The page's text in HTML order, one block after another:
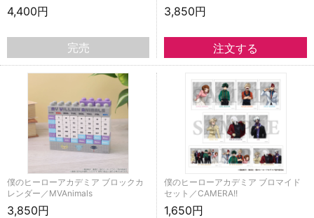
4,400円
完売
3,850円
僕のヒーローアカデミア ブロックカ
レンダー／MVAnimals
3,850円
僕のヒーローアカデミア ブロマイド
セット／CAMERA!!
1,650円